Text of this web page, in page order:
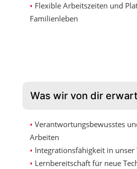
Flexible Arbeitszeiten und
Familienleben
Was wir von dir
Verantwortungsbewusstes
Arbeiten
Integrationsfähigkeit in unser
Lernbereitschaft für neue